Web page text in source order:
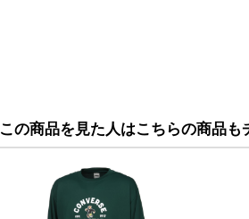
この商品を見た人はこちらの商品も